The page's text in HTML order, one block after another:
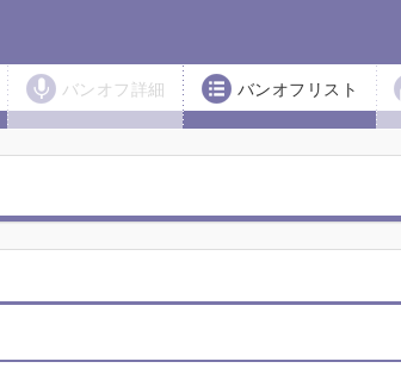
バンオフ詳細 バンオフリスト